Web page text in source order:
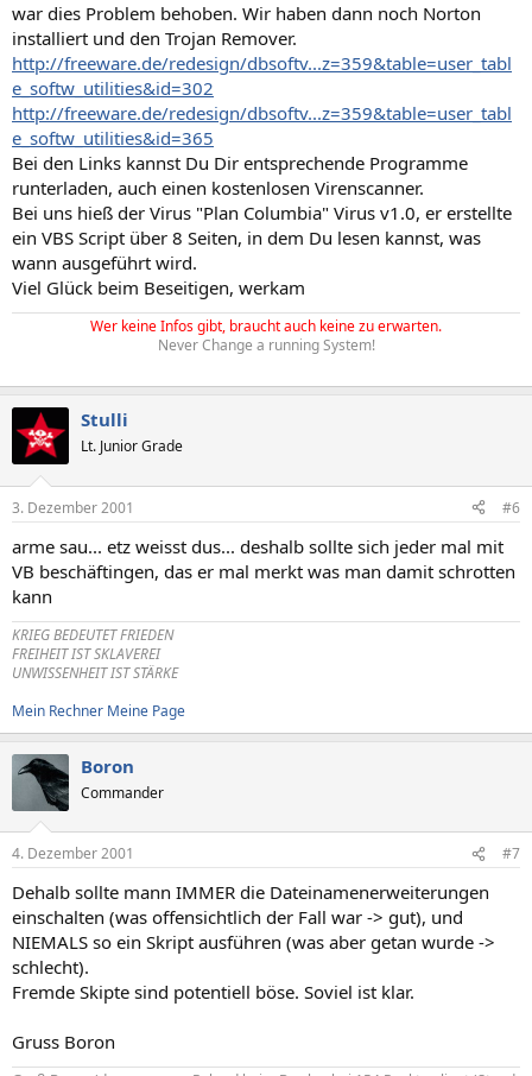
war dies Problem behoben. Wir haben dann noch Norton
installiert und den Trojan Remover.
http://freeware.de/redesign/dbsoftv...z=359&table=user_tabl
e_softw_utilities&id=302
http://freeware.de/redesign/dbsoftv...z=359&table=user_tabl
e_softw_utilities&id=365
Bei den Links kannst Du Dir entsprechende Programme
runterladen, auch einen kostenlosen Virenscanner.
Bei uns hieß der Virus "Plan Columbia" Virus v1.0, er erstellte
ein VBS Script über 8 Seiten, in dem Du lesen kannst, was
wann ausgeführt wird.
Viel Glück beim Beseitigen, werkam
Wer keine Infos gibt, braucht auch keine zu erwarten.
Never Change a running System!
Stulli
Lt. Junior Grade
3. Dezember 2001 #6
arme sau... etz weisst dus... deshalb sollte sich jeder mal mit
VB beschäftingen, das er mal merkt was man damit schrotten
kann
KRIEG BEDEUTET FRIEDEN
FREIHEIT IST SKLAVEREI
UNWISSENHEIT IST STÄRKE
Mein Rechner Meine Page
Boron
Commander
4. Dezember 2001 #7
Dehalb sollte mann IMMER die Dateinamenerweiterungen
einschalten (was offensichtlich der Fall war -> gut), und
NIEMALS so ein Skript ausführen (was aber getan wurde ->
schlecht).
Fremde Skipte sind potentiell böse. Soviel ist klar.
Gruss Boron